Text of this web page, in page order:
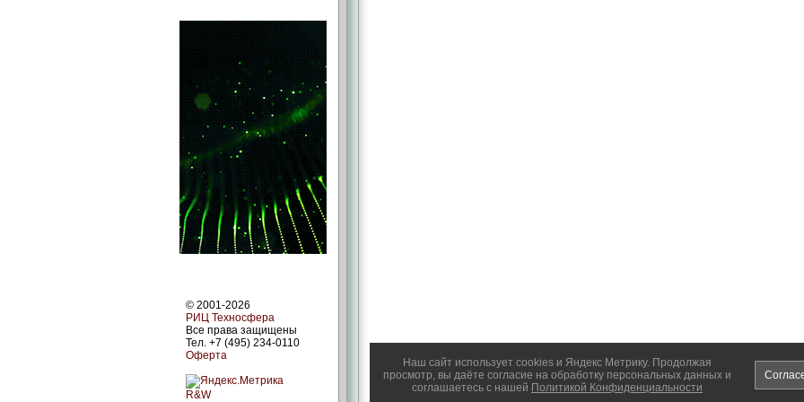
Наш сайт использует cookies и Яндекс Метрику. Продолжая
просмотр, вы даёте согласие на обработку персональных данных и
соглашаетесь с нашей Политикой Конфиденциальности
© 2001-2026
РИЦ Техносфера
Все права защищены
Тел. +7 (495) 234-0110
Оферта
R&W